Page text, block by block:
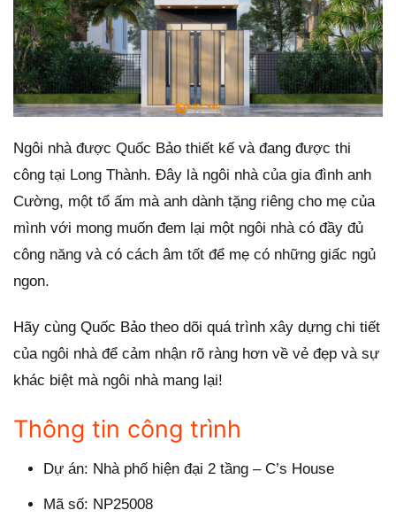
Ngôi nhà được Quốc Bảo thiết kế và đang được thi
công tại Long Thành. Đây là ngôi nhà của gia đình anh
Cường, một tổ ấm mà anh dành tặng riêng cho mẹ của
mình với mong muốn đem lại một ngôi nhà có đầy đủ
công năng và có cách âm tốt để mẹ có những giấc ngủ
ngon.
Hãy cùng Quốc Bảo theo dõi quá trình xây dựng chi tiết
của ngôi nhà để cảm nhận rõ ràng hơn về vẻ đẹp và sự
khác biệt mà ngôi nhà mang lại!
Thông tin công trình
Dự án: Nhà phố hiện đại 2 tầng – C’s House
Mã số: NP25008